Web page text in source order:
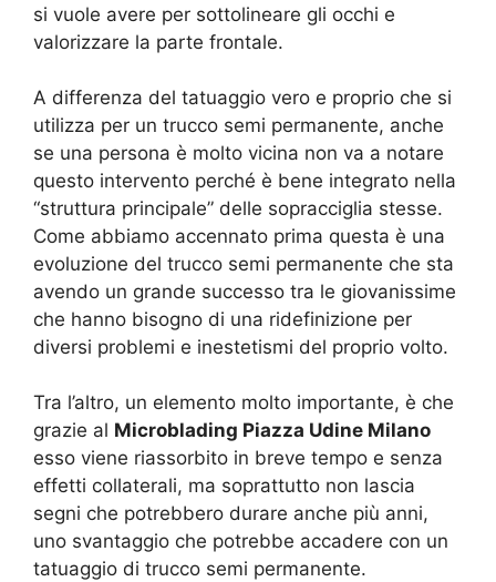
si vuole avere per sottolineare gli occhi e
valorizzare la parte frontale.
A differenza del tatuaggio vero e proprio che si
utilizza per un trucco semi permanente, anche
se una persona è molto vicina non va a notare
questo intervento perché è bene integrato nella
“struttura principale” delle sopracciglia stesse.
Come abbiamo accennato prima questa è una
evoluzione del trucco semi permanente che sta
avendo un grande successo tra le giovanissime
che hanno bisogno di una ridefinizione per
diversi problemi e inestetismi del proprio volto.
Tra l’altro, un elemento molto importante, è che
grazie al Microblading Piazza Udine Milano
esso viene riassorbito in breve tempo e senza
effetti collaterali, ma soprattutto non lascia
segni che potrebbero durare anche più anni,
uno svantaggio che potrebbe accadere con un
tatuaggio di trucco semi permanente.